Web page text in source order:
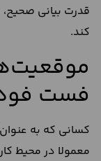
قدرت بیانی صحیح،
کند.
فست
کسانی که به عنوان
معمولا در محیط